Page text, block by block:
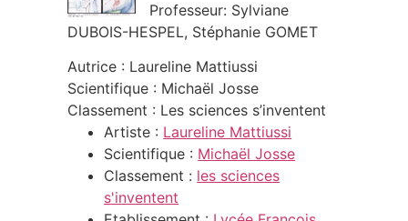
Professeur: Sylviane
DUBOIS-HESPEL, Stéphanie GOMET
Autrice : Laureline Mattiussi
Scientifique : Michaël Josse
Classement : Les sciences s’inventent
Artiste : Laureline Mattiussi
Scientifique : Michaël Josse
Classement : les sciences
s'inventent